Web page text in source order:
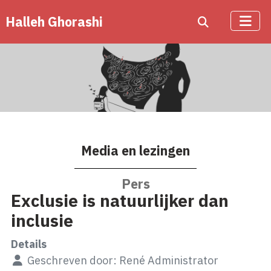
Halleh Ghorashi
Media en lezingen
Pers
Exclusie is natuurlijker dan
inclusie
Details
Geschreven door: René Administrator